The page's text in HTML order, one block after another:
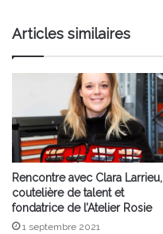
Articles similaires
Rencontre avec Clara Larrieu,
coutelière de talent et
fondatrice de l’Atelier Rosie
1 septembre 2021